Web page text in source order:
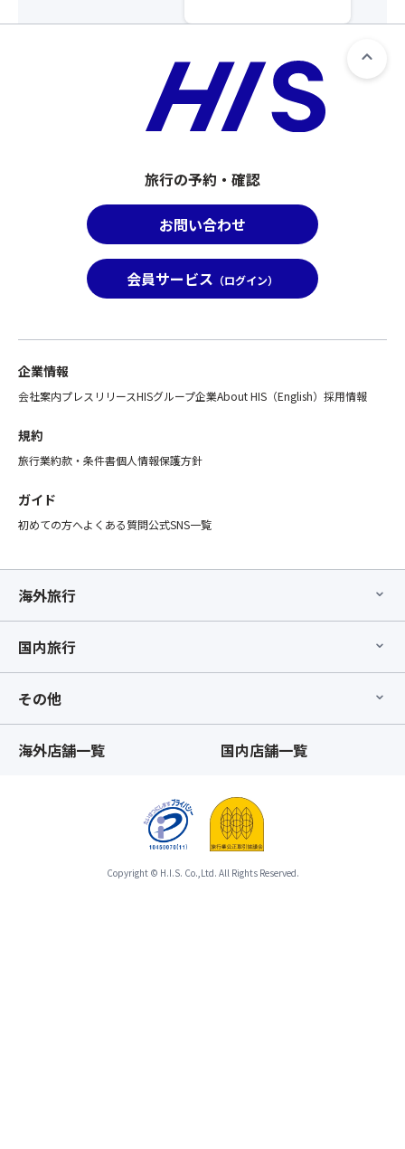
旅行の予約・確認
お問い合わせ
会員サービス （ログイン）
企業情報
会社案内プレスリリースHISグループ企業About HIS（English） 採用情報
規約
旅行業約款・条件書個人情報保護方針
ガイド
初めての方へよくある質問公式SNS一覧
海外旅行
国内旅行
その他
海外店舗一覧 国内店舗一覧
Copyright © H.I.S. Co.,Ltd. All Rights Reserved.